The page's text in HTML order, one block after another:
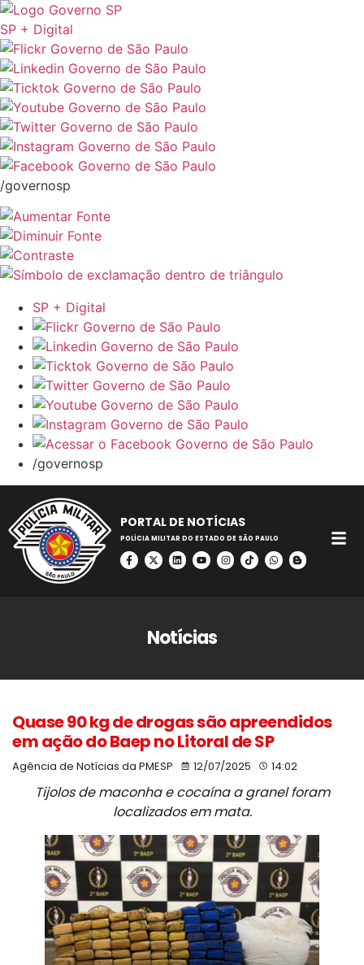
SP + Digital
/governosp
SP + Digital
/governosp
PORTAL DE NOTÍCIAS
POLÍCIA MILITAR DO ESTADO DE SÃO PAULO
Notícias
Quase 90 kg de drogas são apreendidos
em ação do Baep no Litoral de SP
Agência de Notícias da PMESP 12/07/2025 14:02
Tijolos de maconha e cocaína a granel foram
localizados em mata.